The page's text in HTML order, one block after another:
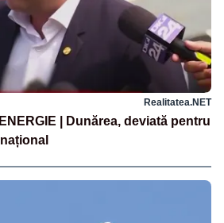
Realitatea.NET
| Dunărea, deviată pentru